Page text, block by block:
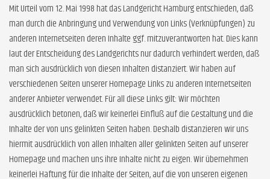
Mit Urteil vom 12. Mai 1998 hat das Landgericht Hamburg entschieden, daß
man durch die Anbringung und Verwendung von Links (Verknüpfungen) zu
anderen Internetseiten deren Inhalte ggf. mitzuverantworten hat. Dies kann
laut der Entscheidung des Landgerichts nur dadurch verhindert werden, daß
man sich ausdrücklich von diesen Inhalten distanziert. Wir haben auf
verschiedenen Seiten unserer Homepage Links zu anderen Internetseiten
anderer Anbieter verwendet. Für all diese Links gilt: Wir möchten
ausdrücklich betonen, daß wir keinerlei Einfluß auf die Gestaltung und die
Inhalte der von uns gelinkten Seiten haben. Deshalb distanzieren wir uns
hiermit ausdrücklich von allen Inhalten aller gelinkten Seiten auf unserer
Homepage und machen uns ihre Inhalte nicht zu eigen. Wir übernehmen
keinerlei Haftung für die Inhalte der Seiten, auf die von unseren eigenen